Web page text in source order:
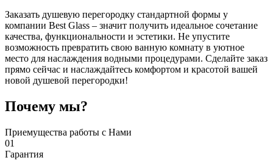
Заказать душевую перегородку стандартной формы у
компании Best Glass – значит получить идеальное сочетание
качества, функциональности и эстетики. Не упустите
возможность превратить свою ванную комнату в уютное
место для наслаждения водными процедурами. Сделайте заказ
прямо сейчас и наслаждайтесь комфортом и красотой вашей
новой душевой перегородки!
Почему мы?
Приемущества работы с Нами
01
Гарантия